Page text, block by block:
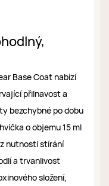
Base Coat nabízí
přilnavost a
bezchybné po dobu
o objemu 15 ml
nutnosti stírání
a trvanlivost
složení,